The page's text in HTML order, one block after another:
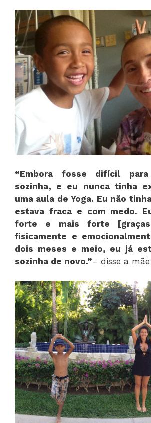
“Embora fosse difícil
sozinha, e eu nunca tinha
uma aula de Yoga. Eu não
estava fraca e com medo.
forte e mais forte
fisicamente e
dois meses e meio, eu já
sozinha de novo.”– disse a